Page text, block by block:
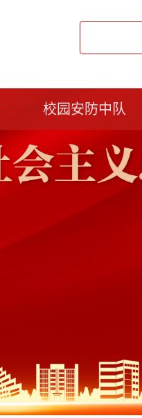
校园安防中队